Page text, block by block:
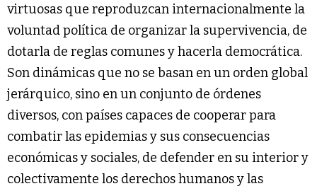
virtuosas que reproduzcan internacionalmente la
voluntad política de organizar la supervivencia, de
dotarla de reglas comunes y hacerla democrática.
Son dinámicas que no se basan en un orden global
jerárquico, sino en un conjunto de órdenes
diversos, con países capaces de cooperar para
combatir las epidemias y sus consecuencias
económicas y sociales, de defender en su interior y
colectivamente los derechos humanos y las